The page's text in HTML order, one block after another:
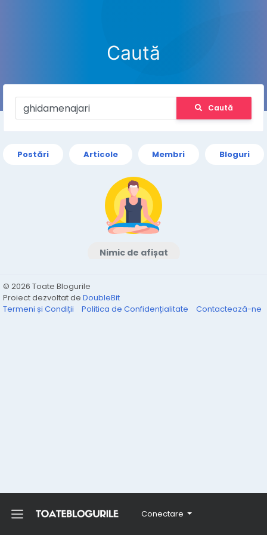
Conectare
Caută
Caută
Postări Articole Membri Bloguri
Nimic de afișat
© 2026 Toate Blogurile
Proiect dezvoltat de DoubleBit
Termeni și Condiții
Politica de Confidențialitate Contactează-ne